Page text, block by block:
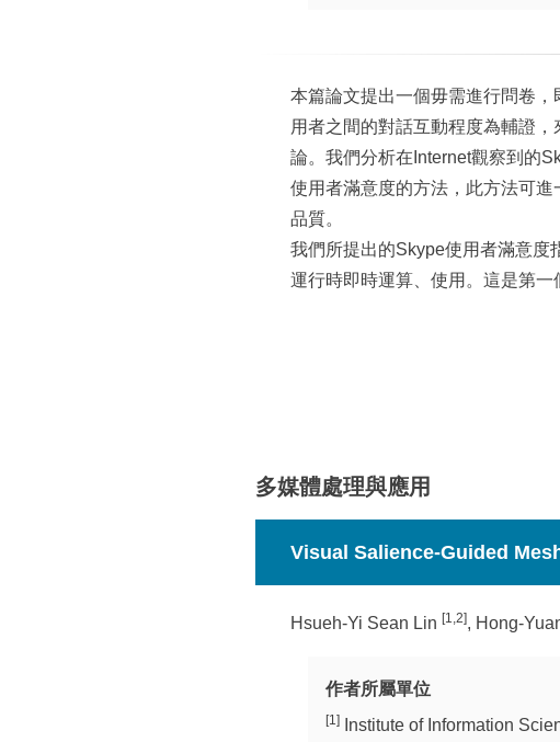
本篇論文提出一個毋需進行問卷
用者之間的對話互動程度為輔證
論。我們分析在Internet觀察到的
使用者滿意度的方法，此方法可
品質。
我們所提出的Skype使用者滿意度
運行時即時運算、使用。這是第一
多媒體處理與應用
Visual Salience-Guided
Hsueh-Yi Sean Lin [1,2], Hong-
作者所屬單位
[1]Institute of Information